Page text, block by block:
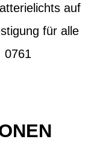
auf
für alle
0761